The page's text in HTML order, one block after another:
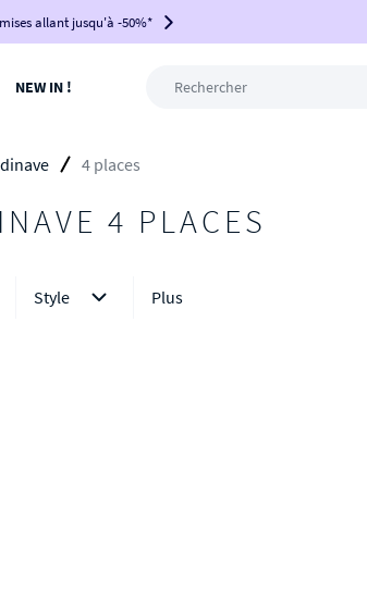
!
BIKINI100
de page-
allant jusqu'à -50%*
NEW IN !
4 places
4 PLACES
Style Plus